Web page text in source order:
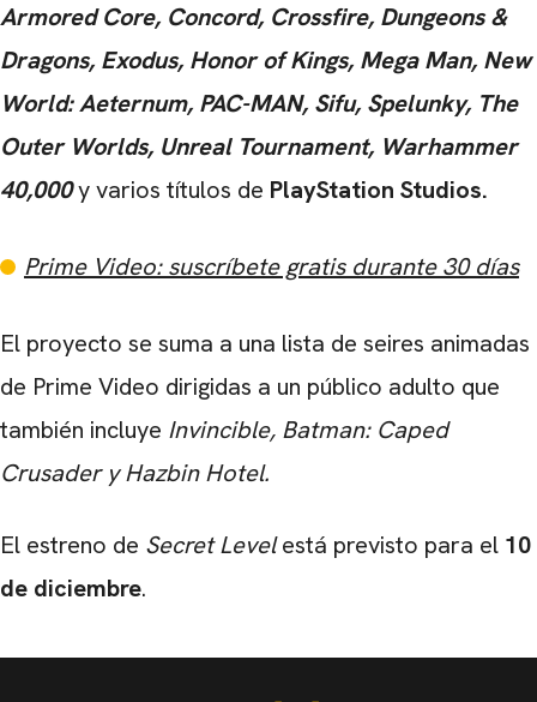
Armored Core, Concord, Crossfire, Dungeons &
Dragons, Exodus, Honor of Kings, Mega Man, New
World: Aeternum, PAC-MAN, Sifu, Spelunky, The
Outer Worlds, Unreal Tournament, Warhammer
40,000y varios títulos de PlayStation Studios.
Prime Video: suscríbete gratis durante 30 días
El proyecto se suma a una lista de seires animadas
de Prime Video dirigidas a un público adulto que
también incluye Invincible, Batman: Caped
Crusader y Hazbin Hotel.
El estreno de Secret Levelestá previsto para el 10
de diciembre.